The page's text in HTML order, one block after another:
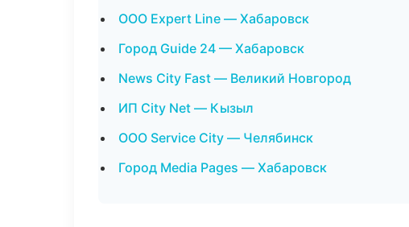
ООО Expert Line — Хабаровск
Город Guide 24 — Хабаровск
News City Fast — Великий Новгород
ИП City Net — Кызыл
ООО Service City — Челябинск
Город Media Pages — Хабаровск